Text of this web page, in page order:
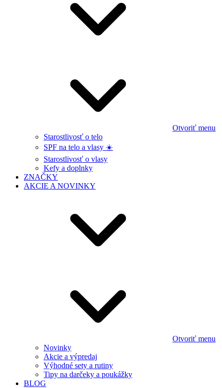
Otvoriť menu
Starostlivosť o telo
SPF na telo a vlasy ☀️
Starostlivosť o vlasy
Kefy a doplnky
ZNAČKY
AKCIE A NOVINKY
Otvoriť menu
Novinky
Akcie a výpredaj
Výhodné sety a rutiny
Tipy na darčeky a poukážky
BLOG